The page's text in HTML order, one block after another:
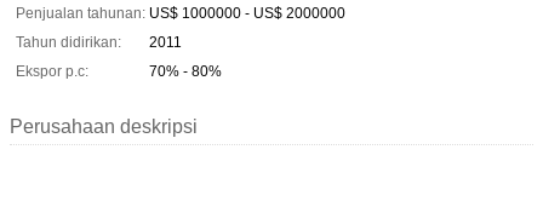
Penjualan tahunan: US$ 1000000 - US$ 2000000
Tahun didirikan:
2011
Ekspor p.c:
70% - 80%
Perusahaan deskripsi